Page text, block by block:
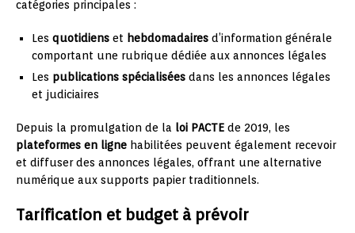
catégories principales :
Les quotidiens et hebdomadaires d’information générale
comportant une rubrique dédiée aux annonces légales
Les publications spécialisées dans les annonces légales
et judiciaires
Depuis la promulgation de la loi PACTE de 2019, les
plateformes en ligne habilitées peuvent également recevoir
et diffuser des annonces légales, offrant une alternative
numérique aux supports papier traditionnels.
Tarification et budget à prévoir